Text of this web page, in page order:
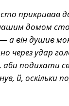
прикривав
домом
а він душив
через удар
аби подихати
й, оскільки